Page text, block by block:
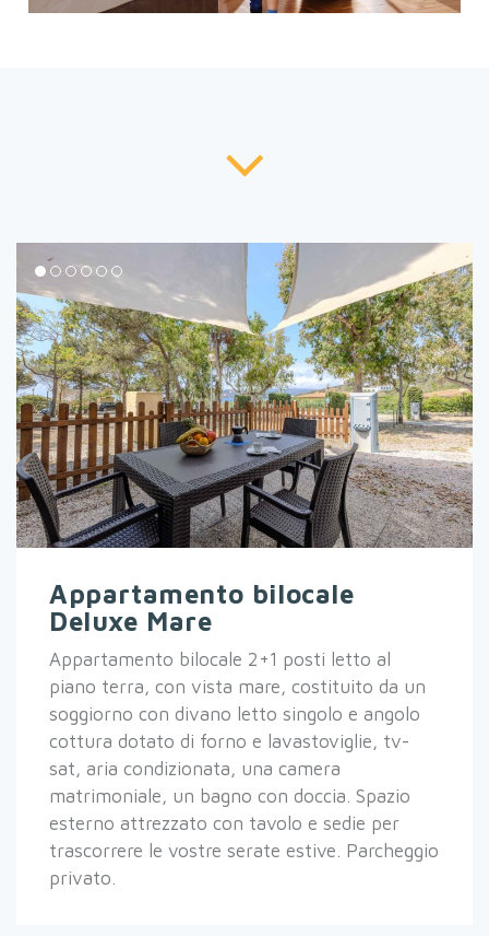
Appartamento bilocale
Deluxe Mare
Appartamento bilocale 2+1 posti letto al
piano terra, con vista mare, costituito da un
soggiorno con divano letto singolo e angolo
cottura dotato di forno e lavastoviglie, tv-
sat, aria condizionata, una camera
matrimoniale, un bagno con doccia. Spazio
esterno attrezzato con tavolo e sedie per
trascorrere le vostre serate estive. Parcheggio
privato.